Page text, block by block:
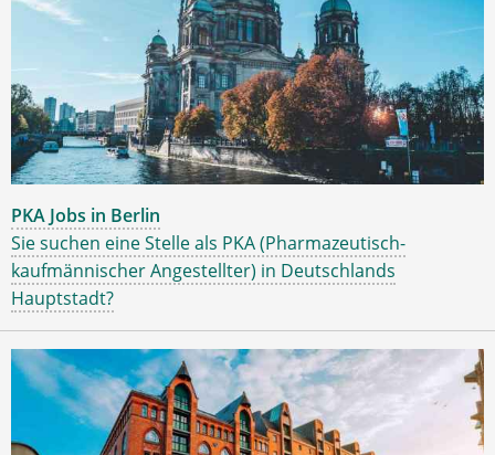
PKA Jobs in Berlin
Sie suchen eine Stelle als PKA (Pharmazeutisch-
kaufmännischer Angestellter) in Deutschlands
Hauptstadt?